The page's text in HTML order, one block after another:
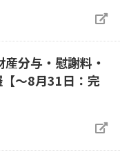
産分与・慰謝料・
～8月31日：完